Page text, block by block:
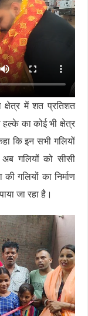
क्षेत्र में शत प्रतिशत
का कोई भी क्षेत्र
कि इन सभी गलियों
गलियों को सीसी
गलियों का निर्माण
जा रहा है।